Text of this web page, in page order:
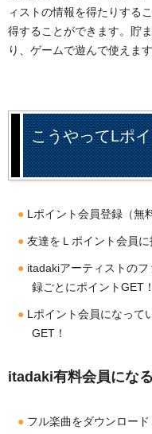
ィストの情報を得たりする
得することができます。貯
り、ゲームで遊んで使えます
こうやってLポ
Lポイント会員登録（無
友達をＬポイント会員
itadakiアーティストの
録ごとにポイントGET！
Lポイント会員になって
GET！
itadaki有料会員にな
フル楽曲をダウンロード